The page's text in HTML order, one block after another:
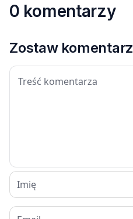
0 komentarzy
Zostaw komentarz